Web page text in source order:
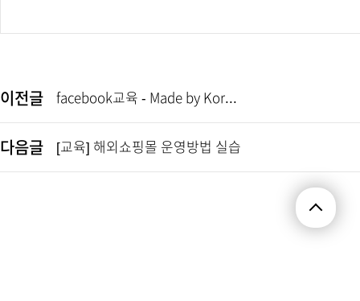
이전글 facebook교육 - Made by Kor...
다음글 [교육] 해외쇼핑몰 운영방법 실습